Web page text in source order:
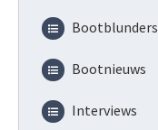
Bootblunders
Bootnieuws
Interviews